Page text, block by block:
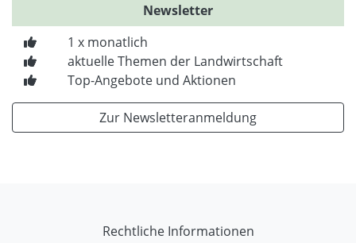
Newsletter
1 x monatlich
aktuelle Themen der Landwirtschaft
Top-Angebote und Aktionen
Zur Newsletteranmeldung
Rechtliche Informationen